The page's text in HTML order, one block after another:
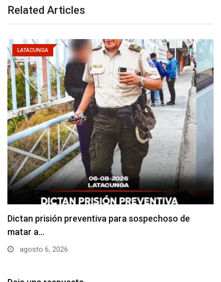
Related Articles
LATACUNGA
Usuarios madrugan y hacen largas filas para
obtener…
agosto 6, 2026